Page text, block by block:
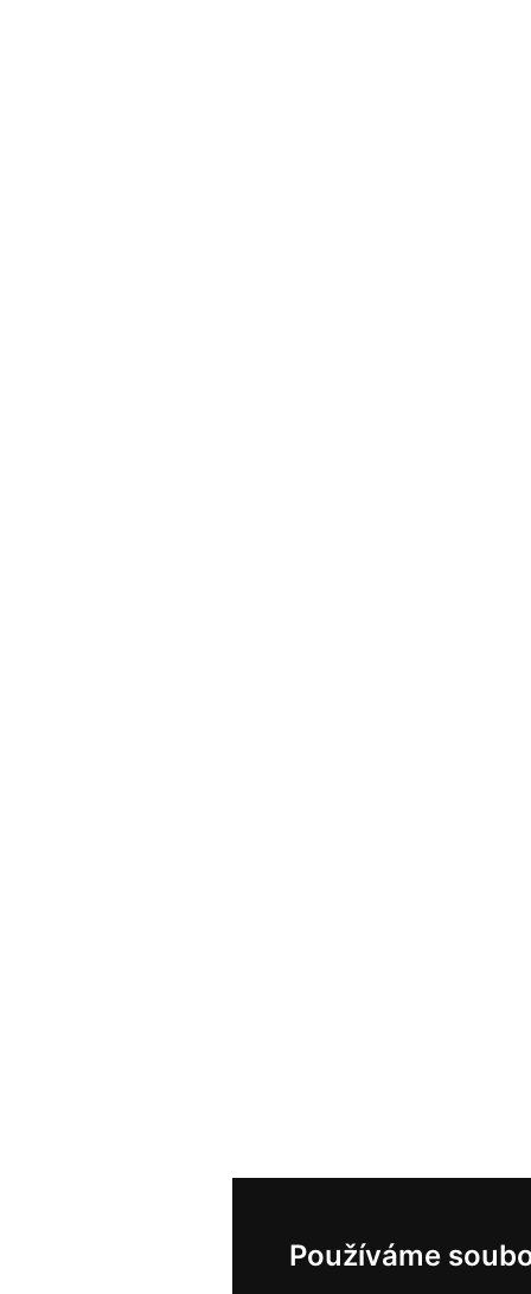
Používáme